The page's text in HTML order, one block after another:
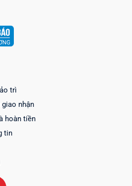
trì
giao nhận
hoàn tiền
tin